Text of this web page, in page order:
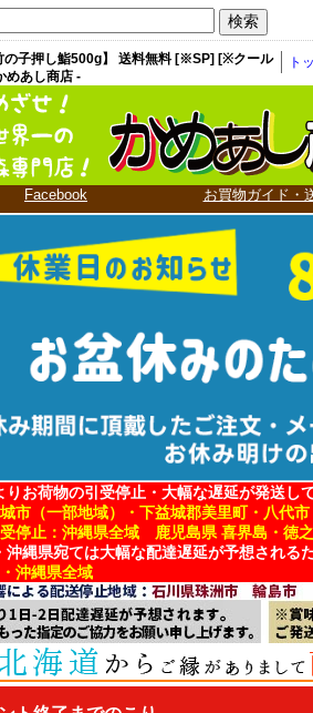
の子押し鮨500g】 送料無料 [※SP] [※クール
めあし商店 -
ト
Facebook お買物ガイド・
お荷物の引受停止・大幅な遅延が発送し
市（一部地域）・下益城郡美里町・八代
受停止：沖縄県全域 鹿児島県 喜界島・徳
縄県宛ては大幅な配達遅延が予想される
沖縄県全域